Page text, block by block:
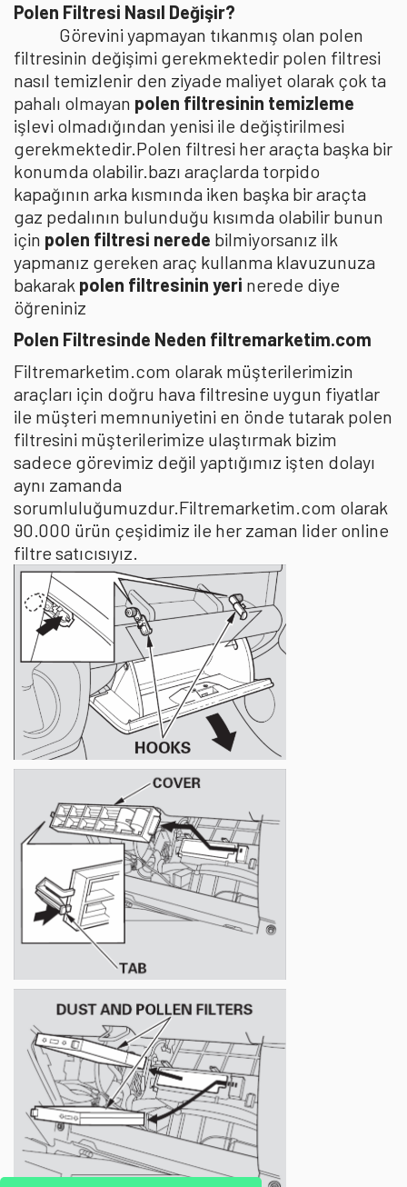
Polen Filtresi Nasıl Değişir?
Görevini yapmayan tıkanmış olan polen
filtresinin değişimi gerekmektedir polen filtresi
nasıl temizlenir den ziyade maliyet olarak çok ta
pahalı olmayan polen filtresinin temizleme
işlevi olmadığından yenisi ile değiştirilmesi
gerekmektedir.Polen filtresi her araçta başka bir
konumda olabilir.bazı araçlarda torpido
kapağının arka kısmında iken başka bir araçta
gaz pedalının bulunduğu kısımda olabilir bunun
için polen filtresi nerede bilmiyorsanız ilk
yapmanız gereken araç kullanma klavuzunuza
bakarak polen filtresinin yeri nerede diye
öğreniniz
Polen Filtresinde Neden filtremarketim.com
Filtremarketim.com olarak müşterilerimizin
araçları için doğru hava filtresine uygun fiyatlar
ile müşteri memnuniyetini en önde tutarak polen
filtresini müşterilerimize ulaştırmak bizim
sadece görevimiz değil yaptığımız işten dolayı
aynı zamanda
sorumluluğumuzdur.Filtremarketim.com olarak
90.000 ürün çeşidimiz ile her zaman lider online
filtre satıcısıyız.